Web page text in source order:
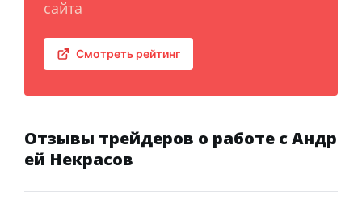
сайта
Смотреть рейтинг
Отзывы трейдеров о работе с Андр
ей Некрасов